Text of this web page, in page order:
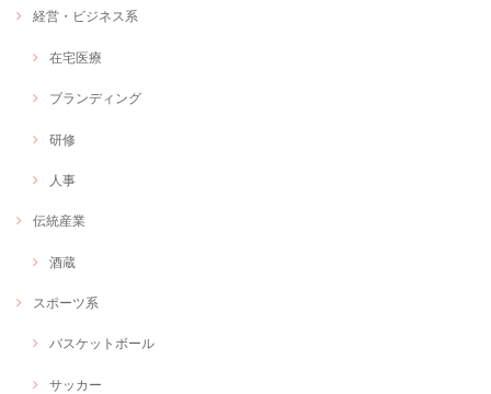
経営・ビジネス系
在宅医療
ブランディング
研修
人事
伝統産業
酒蔵
スポーツ系
バスケットボール
サッカー